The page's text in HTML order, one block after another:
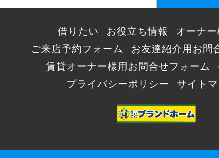
借りたい お役立ち情報
オーナ
ご来店予約フォーム
お友達紹介用お問
賃貸オーナー様用お問合せフォーム
プライバシーポリシー
サイト